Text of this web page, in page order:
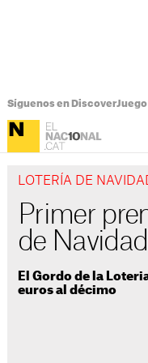
Síguenos en DiscoverJuego
LOTERÍA DE
Primer
de
El Gordo de la
euros al décimo